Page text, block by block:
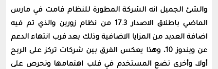
والشئ الجميل انه الشركة المطورة للنظام قامت في مارس
الماضي باطلاق اﻻصدار 17.3 من نظام زورين والذي تم فيه
اضافة العديد من المزايا اﻻضافية وذلك بعد قرب انتهاء الدعم
عن ويندوز 10،
وهذا يعكس الفرق بين شركات تركز على الربح
أولا، وأخرى تضع المستخدم في قلب اهتمامها وتحرص على